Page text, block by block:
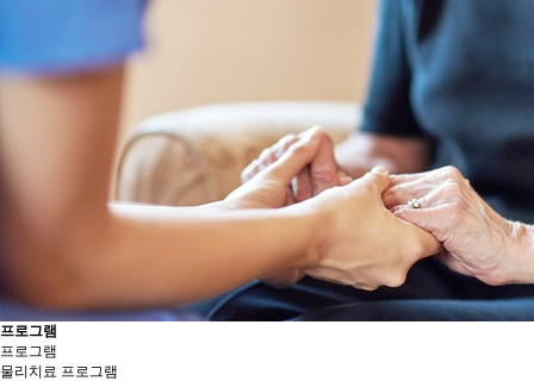
프로그램
프로그램
물리치료 프로그램